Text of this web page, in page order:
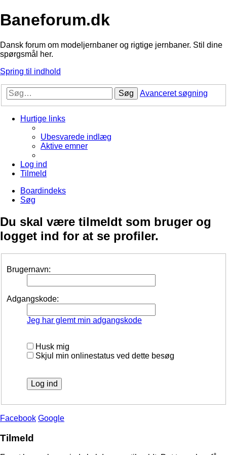
Baneforum.dk
Dansk forum om modeljernbaner og rigtige jernbaner. Stil dine
spørgsmål her.
Spring til indhold
Søg Avanceret søgning
Hurtige links
Ubesvarede indlæg
Aktive emner
Log ind
Tilmeld
Boardindeks
Søg
Du skal være tilmeldt som bruger og
logget ind for at se profiler.
Brugernavn:
Adgangskode:
Jeg har glemt min adgangskode
Husk mig
Skjul min onlinestatus ved dette besøg
Facebook Google
Tilmeld